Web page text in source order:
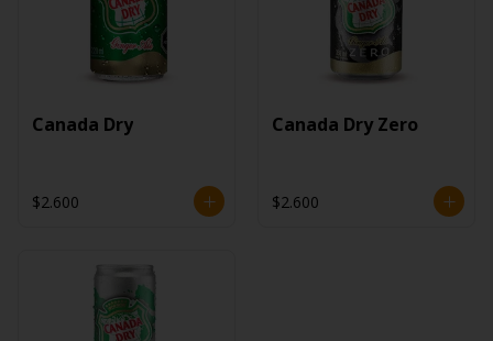
Canada Dry
$2.600
Canada Dry Zero
$2.600